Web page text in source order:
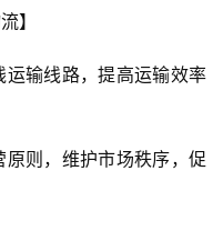
输线路，提高运输效率
则，维护市场秩序，促